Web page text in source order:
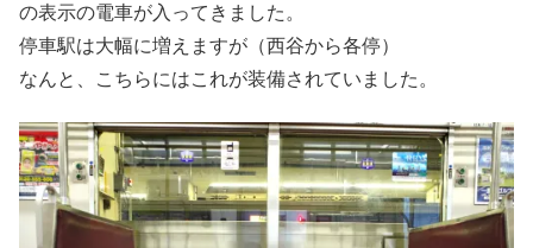
の表示の電車が入ってきました。
停車駅は大幅に増えますが（西谷から各停）
なんと、こちらにはこれが装備されていました。